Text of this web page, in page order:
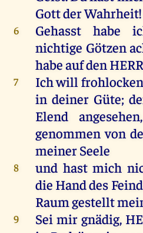
GottderWahrheit!
6 Gehasst habe
nichtige Götzen
habeaufden
7 Ichwill frohlocken
in deiner Güte;
Elend
angesehen
genommen von
meinerSeele
8 und hast mich
die Handdes
Raumgestellt
9 Sei mir gnädig,